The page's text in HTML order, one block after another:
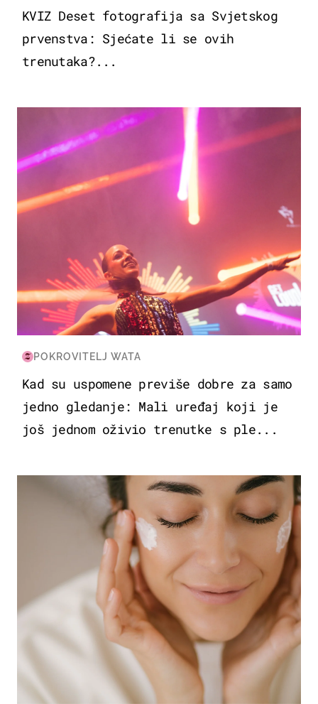
KVIZ Deset fotografija sa Svjetskog
prvenstva: Sjećate li se ovih
trenutaka?...
KULTURA & ZABAVA
POKROVITELJ WATA
Kad su uspomene previše dobre za samo
jedno gledanje: Mali uređaj koji je
još jednom oživio trenutke s ple...
MODA & LJEPOTA